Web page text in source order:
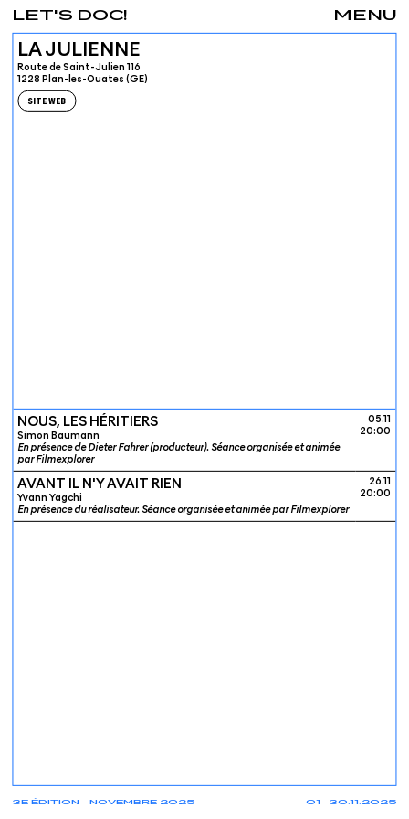
01—30.11.2025
3E ÉDITION - NOVEMBRE 2025
MENU
LET'S DOC!
LA JULIENNE
Route de Saint-Julien 116
1228 Plan-les-Ouates (GE)
SITE WEB
NOUS, LES HÉRITIERS
Simon Baumann
En présence de Dieter Fahrer (producteur). Séance organisée et animée
par Filmexplorer
05.11
20:00
AVANT IL N'Y AVAIT RIEN
Yvann Yagchi
En présence du réalisateur. Séance organisée et animée par Filmexplorer
26.11
20:00